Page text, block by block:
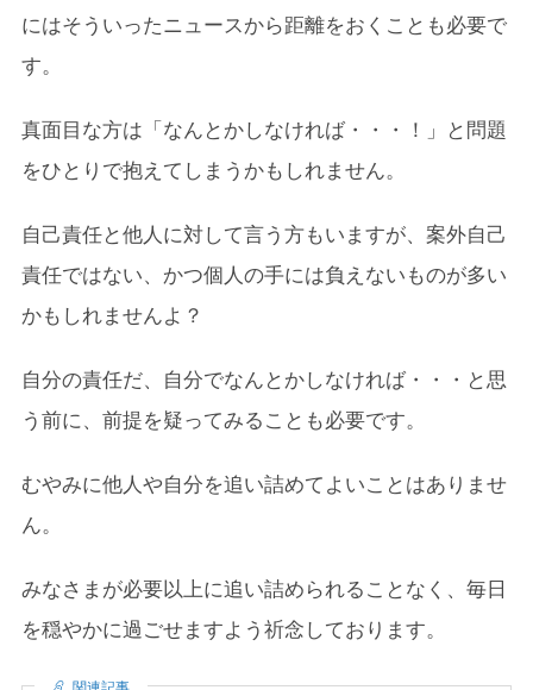
にはそういったニュースから距離をおくことも必要で
す。
真面目な方は「なんとかしなければ・・・！」と問題
をひとりで抱えてしまうかもしれません。
自己責任と他人に対して言う方もいますが、案外自己
責任ではない、かつ個人の手には負えないものが多い
かもしれませんよ？
自分の責任だ、自分でなんとかしなければ・・・と思
う前に、前提を疑ってみることも必要です。
むやみに他人や自分を追い詰めてよいことはありませ
ん。
みなさまが必要以上に追い詰められることなく、毎日
を穏やかに過ごせますよう祈念しております。